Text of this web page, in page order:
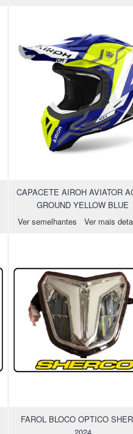
CAPACETE AIROH AVIATOR
GROUND YELLOW BLUE
Ver semelhantes
Ver mais
FAROL BLOCO OPTICO